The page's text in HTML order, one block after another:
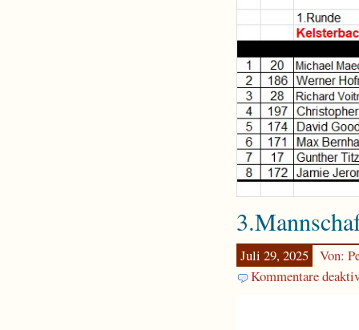
Juli 29, 2025
Von:
Kommentare